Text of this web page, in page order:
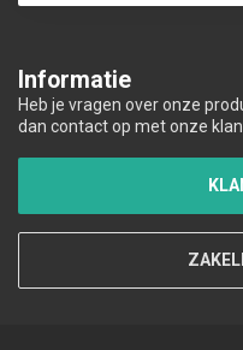
Informatie
Heb je vragen over onze
dan contact op met onze